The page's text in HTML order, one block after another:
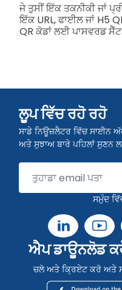
ਜੇ ਤੁਸੀਂ ਇੱਕ ਤਕਨੀਕੀ ਜਾਂ
ਇੱਕ URL, ਫਾਈਲ ਜਾਂ H5
QR ਕੋਡਾਂ ਲਈ ਪਾਸਵਰਡ
ਲੂਪ ਵਿੱਚ ਰਹੋ ਰਹੋ
ਸਾਡੇ ਨਿਊਜ਼ਲੈਟਰ ਵਿੱਚ ਸਾਈਨ
ਅਤੇ ਸੁਝਾਅ ਬਾਰੇ ਪਹਿਲਾਂ ਸੁਣਨ
ਸਮੁੰਦ
ਐਪ ਡਾਊਨਲੋਡ
ਚਲੋ ਅਤੇ ਕ੍ਰਿਏਟ ਕਰੋ ਅਤੇ